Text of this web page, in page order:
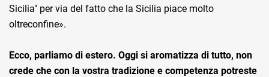
Sicilia" per via del fatto che la Sicilia piace molto
oltreconfine».
Ecco, parliamo di estero. Oggi si aromatizza di tutto, non
crede che con la vostra tradizione e competenza potreste